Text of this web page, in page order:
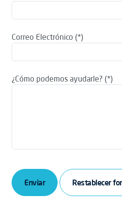
Correo Electrónico
¿Cómo podemos ayudarle?
Enviar